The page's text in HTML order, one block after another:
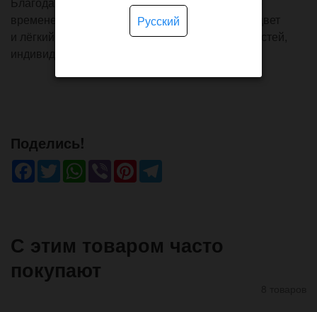
временем приобретет более тёмный глубокий цвет
и лёгкий блеск, а уникальную патину из потертостей,
индивидуально для каждого случая.
Поделись!
Facebook
TwitterWhatsApp
ViberPinterest
С этим товаром часто
покупают
Русский